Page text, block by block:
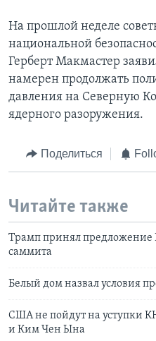
На прошлой неделе
национальной
Герберт Макмастер
намерен продолжать
давления на Северную
ядерного разоружения.
Поделиться
Читайте также
Трамп принял
саммита
Белый дом назвал условия
США не пойдут на уступки
и Ким Чен Ына